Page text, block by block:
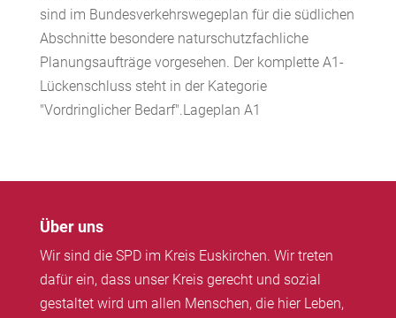
sind im Bundesverkehrswegeplan für die südlichen
Abschnitte besondere naturschutzfachliche
Planungsaufträge vorgesehen. Der komplette A1-
Lückenschluss steht in der Kategorie
"Vordringlicher Bedarf".Lageplan A1
Über uns
Wir sind die SPD im Kreis Euskirchen. Wir treten
dafür ein, dass unser Kreis gerecht und sozial
gestaltet wird um allen Menschen, die hier Leben,